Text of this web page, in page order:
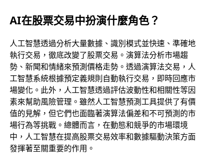
AI在股票交易中扮演什麼角色？
人工智慧透過分析大量數據、識別模式並快速、準確地
執行交易，徹底改變了股票交易。演算法分析市場趨
勢、新聞和情緒來預測價格走勢。透過演算法交易，人
工智慧系統根據預定義規則自動執行交易，即時回應市
場變化。此外，人工智慧透過評估波動性和相關性等因
素來幫助風險管理。雖然人工智慧預測工具提供了有價
值的見解，但它們也面臨著演算法偏差和不可預測的市
場行為等挑戰。總體而言，在動態和競爭的市場環境
中，人工智慧在提高股票交易效率和數據驅動決策方面
發揮著至關重要的作用。